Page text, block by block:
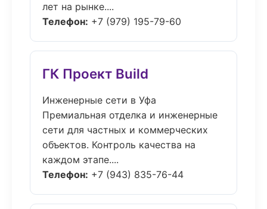
лет на рынке....
Телефон: +7 (979) 195-79-60
ГК Проект Build
Инженерные сети в Уфа
Премиальная отделка и инженерные
сети для частных и коммерческих
объектов. Контроль качества на
каждом этапе....
Телефон: +7 (943) 835-76-44